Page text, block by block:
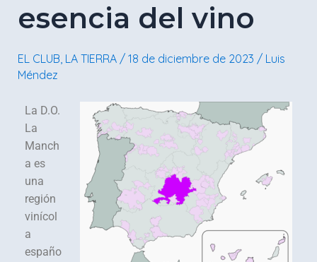
esencia del vino
EL CLUB, LA TIERRA/ 18 de diciembre de 2023 / Luis
Méndez
La D.O.
La
Manch
a es
una
región
vinícol
a
españo
esencia
vino